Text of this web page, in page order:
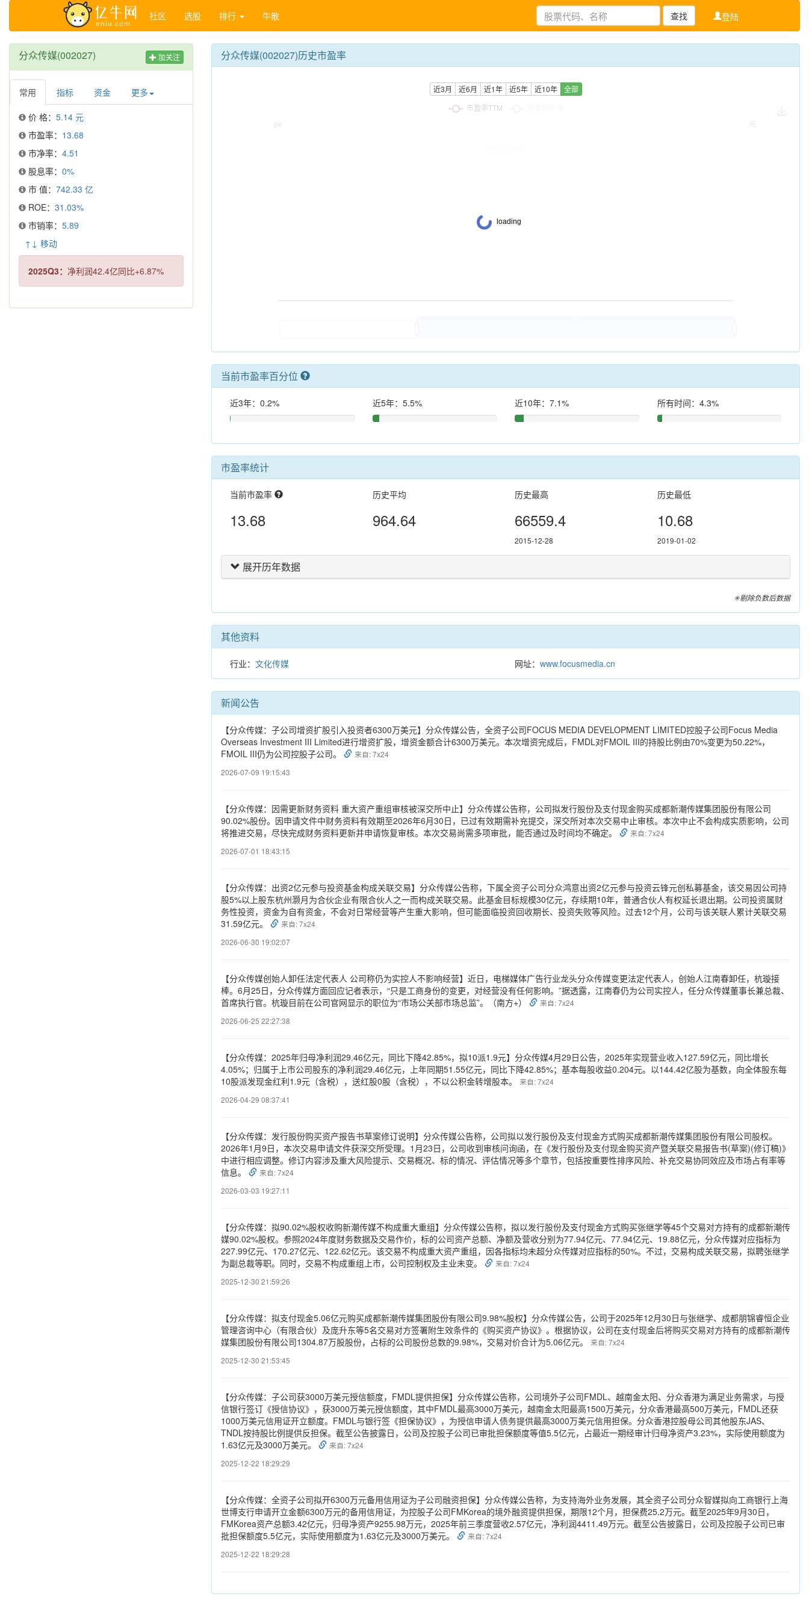
社区 选股 排行 牛散 登陆
查找
分众传媒(002027) 加关注
常用 指标 资金 更多
价 格： 5.14 元
市盈率： 13.68
市净率： 4.51
股息率： 0%
市 值： 742.33 亿
ROE： 31.03%
市销率： 5.89
↑↓ 移动
2025Q3： 净利润42.4亿同比+6.87%
分众传媒(002027)历史市盈率
近3月 近6月 近1年 近5年 近10年 全部
当前市盈率百分位
近3年：0.2% 近5年：5.5% 近10年：7.1% 所有时间：4.3%
市盈率统计
当前市盈率
13.68
历史平均
964.64
历史最高
66559.4
2015-12-28
历史最低
10.68
2019-01-02
展开历年数据
✳剔除负数后数据
其他资料
行业： 文化传媒 网址： www.focusmedia.cn
新闻公告
【分众传媒：子公司增资扩股引入投资者6300万美元】分众传媒公告，全资子公司FOCUS MEDIA DEVELOPMENT LIMITED控股子公司Focus Media
Overseas Investment III Limited进行增资扩股，增资金额合计6300万美元。本次增资完成后，FMDL对FMOIL III的持股比例由70%变更为50.22%，
FMOIL III仍为公司控股子公司。
来自: 7x24
2026-07-09 19:15:43
【分众传媒：因需更新财务资料 重大资产重组审核被深交所中止】分众传媒公告称，公司拟发行股份及支付现金购买成都新潮传媒集团股份有限公司
90.02%股份。因申请文件中财务资料有效期至2026年6月30日，已过有效期需补充提交，深交所对本次交易中止审核。本次中止不会构成实质影响，公司
将推进交易，尽快完成财务资料更新并申请恢复审核。本次交易尚需多项审批，能否通过及时间均不确定。
来自: 7x24
2026-07-01 18:43:15
【分众传媒：出资2亿元参与投资基金构成关联交易】分众传媒公告称，下属全资子公司分众鸿意出资2亿元参与投资云锋元创私募基金，该交易因公司持
股5%以上股东杭州灏月为合伙企业有限合伙人之一而构成关联交易。此基金目标规模30亿元，存续期10年，普通合伙人有权延长退出期。公司投资属财
务性投资，资金为自有资金，不会对日常经营等产生重大影响，但可能面临投资回收期长、投资失败等风险。过去12个月，公司与该关联人累计关联交易
31.59亿元。
来自: 7x24
2026-06-30 19:02:07
【分众传媒创始人卸任法定代表人 公司称仍为实控人不影响经营】近日，电梯媒体广告行业龙头分众传媒变更法定代表人，创始人江南春卸任，杭璇接
棒。6月25日，分众传媒方面回应记者表示，“只是工商身份的变更，对经营没有任何影响。”据透露，江南春仍为公司实控人，任分众传媒董事长兼总裁、
首席执行官。杭璇目前在公司官网显示的职位为“市场公关部市场总监”。（南方+）
来自: 7x24
2026-06-25 22:27:38
【分众传媒：2025年归母净利润29.46亿元，同比下降42.85%，拟10派1.9元】分众传媒4月29日公告，2025年实现营业收入127.59亿元，同比增长
4.05%；归属于上市公司股东的净利润29.46亿元，上年同期51.55亿元，同比下降42.85%；基本每股收益0.204元。以144.42亿股为基数，向全体股东每
10股派发现金红利1.9元（含税），送红股0股（含税），不以公积金转增股本。 来自: 7x24
2026-04-29 08:37:41
【分众传媒：发行股份购买资产报告书草案修订说明】分众传媒公告称，公司拟以发行股份及支付现金方式购买成都新潮传媒集团股份有限公司股权。
2026年1月9日，本次交易申请文件获深交所受理。1月23日，公司收到审核问询函，在《发行股份及支付现金购买资产暨关联交易报告书(草案)(修订稿)》
中进行相应调整。修订内容涉及重大风险提示、交易概况、标的情况、评估情况等多个章节，包括按重要性排序风险、补充交易协同效应及市场占有率等
信息。
来自: 7x24
2026-03-03 19:27:11
【分众传媒：拟90.02%股权收购新潮传媒不构成重大重组】分众传媒公告称，拟以发行股份及支付现金方式购买张继学等45个交易对方持有的成都新潮传
媒90.02%股权。参照2024年度财务数据及交易作价，标的公司资产总额、净额及营收分别为77.94亿元、77.94亿元、19.88亿元，分众传媒对应指标为
227.99亿元、170.27亿元、122.62亿元。该交易不构成重大资产重组，因各指标均未超分众传媒对应指标的50%。不过，交易构成关联交易，拟聘张继学
为副总裁等职。同时，交易不构成重组上市，公司控制权及主业未变。
来自: 7x24
2025-12-30 21:59:26
【分众传媒：拟支付现金5.06亿元购买成都新潮传媒集团股份有限公司9.98%股权】分众传媒公告，公司于2025年12月30日与张继学、成都朋锦睿恒企业
管理咨询中心（有限合伙）及庞升东等5名交易对方签署附生效条件的《购买资产协议》。根据协议，公司在支付现金后将购买交易对方持有的成都新潮传
媒集团股份有限公司1304.87万股股份，占标的公司股份总数的9.98%，交易对价合计为5.06亿元。 来自: 7x24
2025-12-30 21:53:45
【分众传媒：子公司获3000万美元授信额度，FMDL提供担保】分众传媒公告称，公司境外子公司FMDL、越南金太阳、分众香港为满足业务需求，与授
信银行签订《授信协议》，获3000万美元授信额度，其中FMDL最高3000万美元，越南金太阳最高1500万美元，分众香港最高500万美元，FMDL还获
1000万美元信用证开立额度。FMDL与银行签《担保协议》，为授信申请人债务提供最高3000万美元信用担保。分众香港控股母公司其他股东JAS、
TNDL按持股比例提供反担保。截至公告披露日，公司及控股子公司已审批担保额度等值5.5亿元，占最近一期经审计归母净资产3.23%，实际使用额度为
1.63亿元及3000万美元。
来自: 7x24
2025-12-22 18:29:29
【分众传媒：全资子公司拟开6300万元备用信用证为子公司融资担保】分众传媒公告称，为支持海外业务发展，其全资子公司分众智媒拟向工商银行上海
世博支行申请开立金额6300万元的备用信用证，为控股子公司FMKorea的境外融资提供担保，期限12个月，担保费25.2万元。截至2025年9月30日，
FMKorea资产总额3.42亿元，归母净资产9255.98万元，2025年前三季度营收2.57亿元，净利润4411.49万元。截至公告披露日，公司及控股子公司已审
批担保额度5.5亿元，实际使用额度为1.63亿元及3000万美元。
来自: 7x24
2025-12-22 18:29:28